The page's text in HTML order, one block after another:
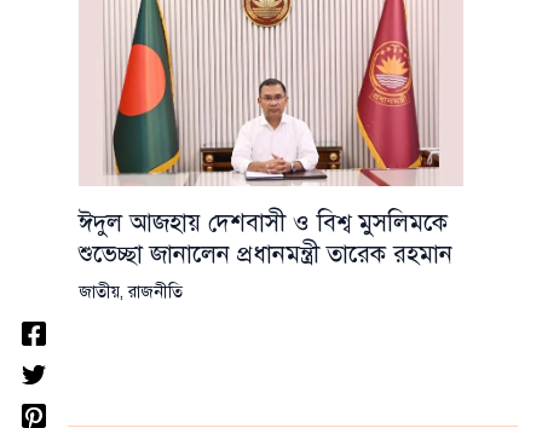
ঈদুল আজহায় দেশবাসী ও বিশ্ব মুসলিমকে
শুভেচ্ছা জানালেন প্রধানমন্ত্রী তারেক রহমান
জাতীয়,রাজনীতি